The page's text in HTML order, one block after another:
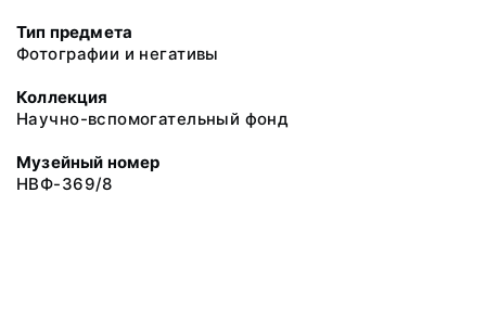
Тип предмета
Фотографии и негативы
Коллекция
Научно-вспомогательный фонд
Музейный номер
НВФ-369/8